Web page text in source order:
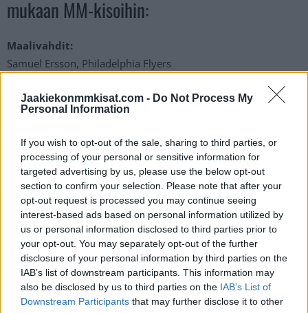
Jaakiekonmmkisat.com - Do Not Process My
Personal Information
If you wish to opt-out of the sale, sharing to third parties, or
processing of your personal or sensitive information for
targeted advertising by us, please use the below opt-out
section to confirm your selection. Please note that after your
opt-out request is processed you may continue seeing
interest-based ads based on personal information utilized by
us or personal information disclosed to third parties prior to
your opt-out. You may separately opt-out of the further
disclosure of your personal information by third parties on the
IAB’s list of downstream participants. This information may
also be disclosed by us to third parties on the IAB’s List of
Downstream Participants that may further disclose it to other
mukaan MM-kisoihin:
Maalivahdit:
Samuel Ersson, Philadelphia Flyers
Puolustajat:
Adam Larsson, Seattle Kraken
Marcus Pettersson, Vancouver Canucks
Hyökkääjät:
Mikael Backlund, Calgary Flames
Leo Carlsson, Anaheim Ducks
Simon Edvinsson, Detroit Red Wings
William Eklund, San Jose Sharks
Filip Forsberg, Nashville Predators